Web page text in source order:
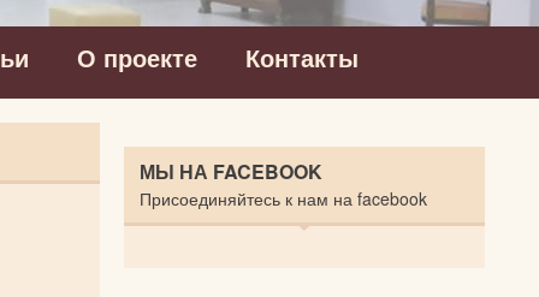
О проекте Контакты
МЫ НА FACEBOOK
Присоединяйтесь к нам на facebook